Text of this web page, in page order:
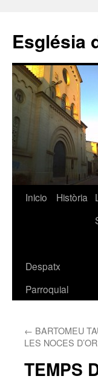
contenido
Església
Inicio Història
Despatx
Parroquial
← BARTOMEU
LES NOCES D’OR
TEMPS